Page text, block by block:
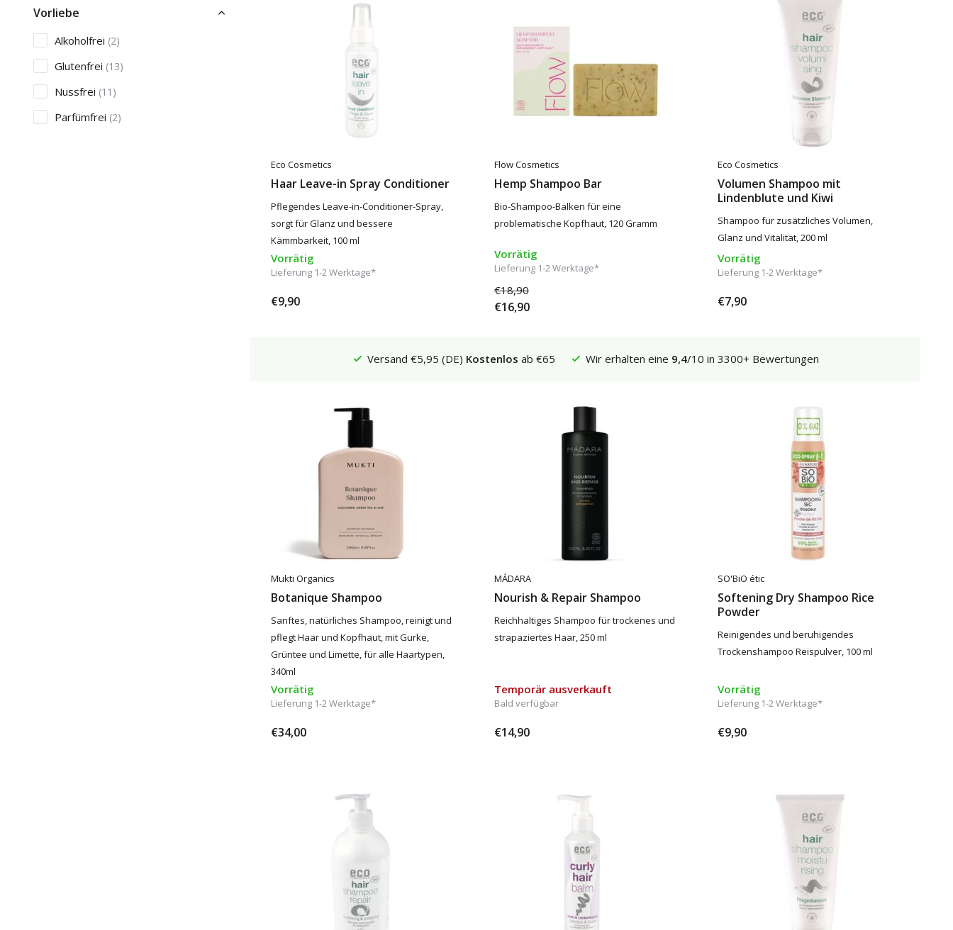
Vorliebe
Alkoholfrei (2)
Glutenfrei (13)
Nussfrei (11)
Parfümfrei (2)
Eco Cosmetics
Haar Leave-in Spray Conditioner
Pflegendes Leave-in-Conditioner-Spray,
sorgt für Glanz und bessere
Kämmbarkeit, 100 ml
Vorrätig
Lieferung 1-2 Werktage*
€9,90
Flow Cosmetics
Hemp Shampoo Bar
Bio-Shampoo-Balken für eine
problematische Kopfhaut, 120 Gramm
Vorrätig
Lieferung 1-2 Werktage*
€18,90
€16,90
Eco Cosmetics
Volumen Shampoo mit
Lindenblute und Kiwi
Shampoo für zusätzliches Volumen,
Glanz und Vitalität, 200 ml
Vorrätig
Lieferung 1-2 Werktage*
€7,90
Versand €5,95 (DE) Kostenlos ab €65 Wir erhalten eine 9,4/10 in 3300+ Bewertungen
Mukti Organics
Botanique Shampoo
Sanftes, natürliches Shampoo, reinigt und
pflegt Haar und Kopfhaut, mit Gurke,
Grüntee und Limette, für alle Haartypen,
340ml
Vorrätig
Lieferung 1-2 Werktage*
€34,00
MÁDARA
Nourish & Repair Shampoo
Reichhaltiges Shampoo für trockenes und
strapaziertes Haar, 250 ml
Temporär ausverkauft
Bald verfügbar
€14,90
SO'BiO étic
Softening Dry Shampoo Rice
Powder
Reinigendes und beruhigendes
Trockenshampoo Reispulver, 100 ml
Vorrätig
Lieferung 1-2 Werktage*
€9,90